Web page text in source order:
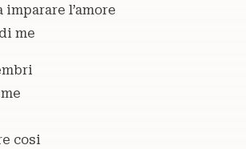
l’amore
me
cosi